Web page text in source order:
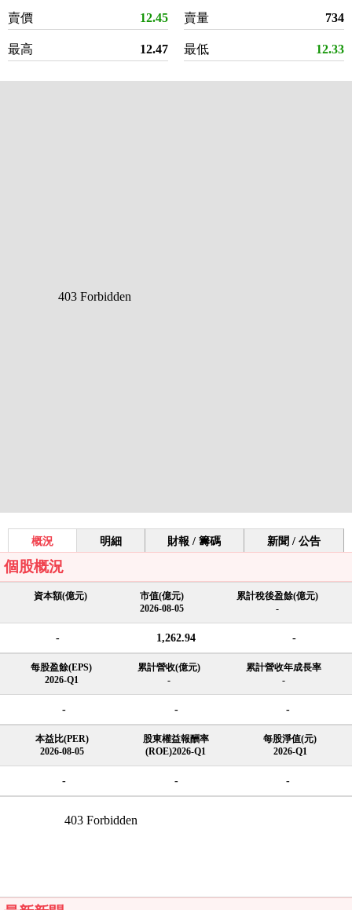
賣價 12.45
最高 12.47
賣量 734
最低 12.33
概況 明細 財報 / 籌碼 新聞 / 公告
個股概況
資本額(億元)
市值(億元)
2026-08-05
累計稅後盈餘(億元)
-
- 1,262.94 -
每股盈餘(EPS)
2026-Q1
累計營收(億元)
-
累計營收年成長率
-
- - -
本益比(PER)
2026-08-05
股東權益報酬率
(ROE)2026-Q1
每股淨值(元)
2026-Q1
- - -